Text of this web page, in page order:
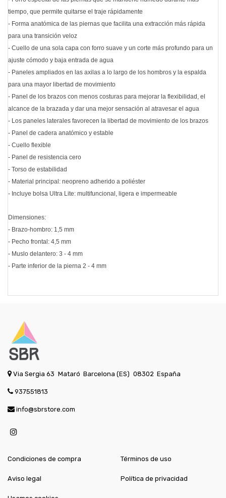
tiempo, que permite quitarse el traje rápidamente
- Forma anatómica de las piernas que facilita una extracción más rápida
para una transición veloz
- Cuello de una sola capa con forro suave y un corte más profundo para un
ajuste cómodo y baja entrada de agua
- Paneles ampliados en las axilas a lo largo de los hombros y la espalda
para una mayor libertad de movimiento
- Panel de los brazos con menos costuras para mejorar la flexibilidad, el
alcance de la brazada y dar una mejor sensación al atravesar el agua
- Los paneles laterales favorecen la libertad de movimiento de los brazos
- Panel de cadera anatómico y estable
- Cuello flexible
- Panel de resistencia cero
- Torso de estabilidad
- Material principal: neopreno adherido a poliéster
- Incluye bolsa Ultra Lite: multifuncional, ligera e impermeable
Dimensiones:
- Brazo-hombro: 1,5 mm
- Pecho frontal: 4,5 mm
- Muslo delantero: 3 - 4 mm
- Parte inferior de la pierna 2 - 4 mm
Via Sergia 63 Mataró Barcelona (ES) 08302 España
937551813
info@sbrstore.com
Condiciones de compra
Aviso legal
Términos de uso
Política de privacidad